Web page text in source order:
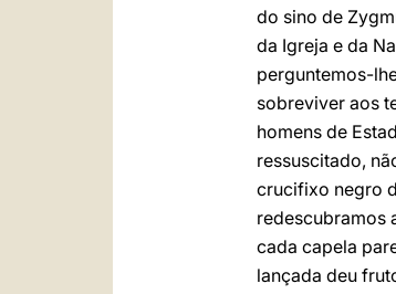
do sino de
da Igreja e da
perguntemos-
sobreviver aos
homens de
ressuscitado,
crucifixo negro
redescubramos
cada capela
lançada deu